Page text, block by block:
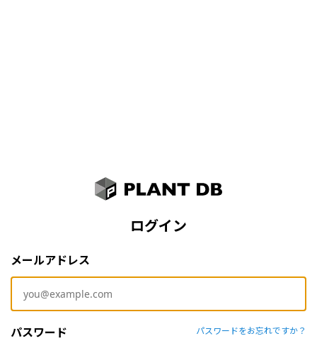
ログイン
メールアドレス
パスワード パスワードをお忘れですか？